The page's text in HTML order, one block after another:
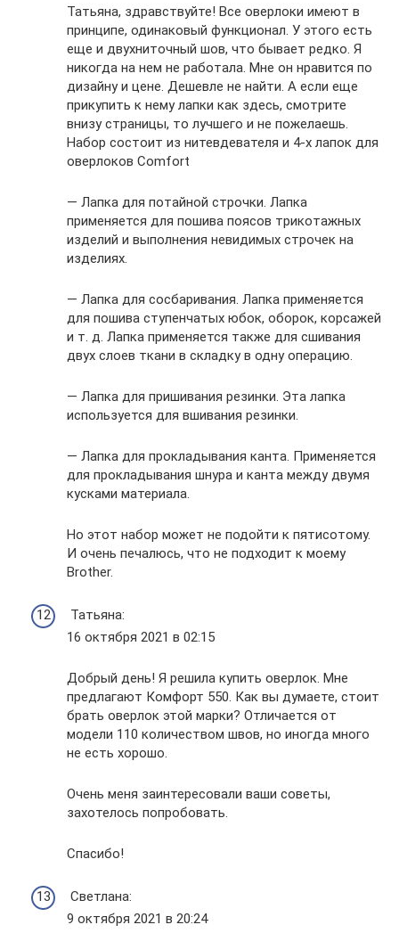
Татьяна, здравствуйте! Все оверлоки имеют в
принципе, одинаковый функционал. У этого есть
еще и двухниточный шов, что бывает редко. Я
никогда на нем не работала. Мне он нравится по
дизайну и цене. Дешевле не найти. А если еще
прикупить к нему лапки как здесь, смотрите
внизу страницы, то лучшего и не пожелаешь.
Набор состоит из нитевдевателя и 4-х лапок для
оверлоков Comfort
— Лапка для потайной строчки. Лапка
применяется для пошива поясов трикотажных
изделий и выполнения невидимых строчек на
изделиях.
— Лапка для сосбаривания. Лапка применяется
для пошива ступенчатых юбок, оборок, корсажей
и т. д. Лапка применяется также для сшивания
двух слоев ткани в складку в одну операцию.
— Лапка для пришивания резинки. Эта лапка
используется для вшивания резинки.
— Лапка для прокладывания канта. Применяется
для прокладывания шнура и канта между двумя
кусками материала.
Но этот набор может не подойти к пятисотому.
И очень печалюсь, что не подходит к моему
Brother.
Татьяна:
16 октября 2021 в 02:15
Добрый день! Я решила купить оверлок. Мне
предлагают Комфорт 550. Как вы думаете, стоит
брать оверлок этой марки? Отличается от
модели 110 количеством швов, но иногда много
не есть хорошо.
Очень меня заинтересовали ваши советы,
захотелось попробовать.
Спасибо!
Светлана:
9 октября 2021 в 20:24